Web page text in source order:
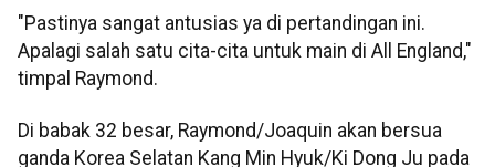
"Pastinya sangat antusias ya di pertandingan ini.
Apalagi salah satu cita-cita untuk main di All England,"
timpal Raymond.
Di babak 32 besar, Raymond/Joaquin akan bersua
ganda Korea Selatan Kang Min Hyuk/Ki Dong Ju pada